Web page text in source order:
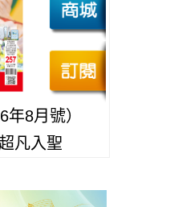
8月號）
凡入聖